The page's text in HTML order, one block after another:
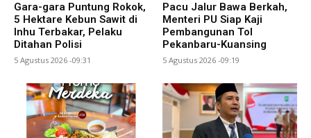
Gara-gara Puntung Rokok,
5 Hektare Kebun Sawit di
Inhu Terbakar, Pelaku
Ditahan Polisi
5 Agustus 2026 -09:31
Pacu Jalur Bawa Berkah,
Menteri PU Siap Kaji
Pembangunan Tol
Pekanbaru-Kuansing
5 Agustus 2026 -09:19